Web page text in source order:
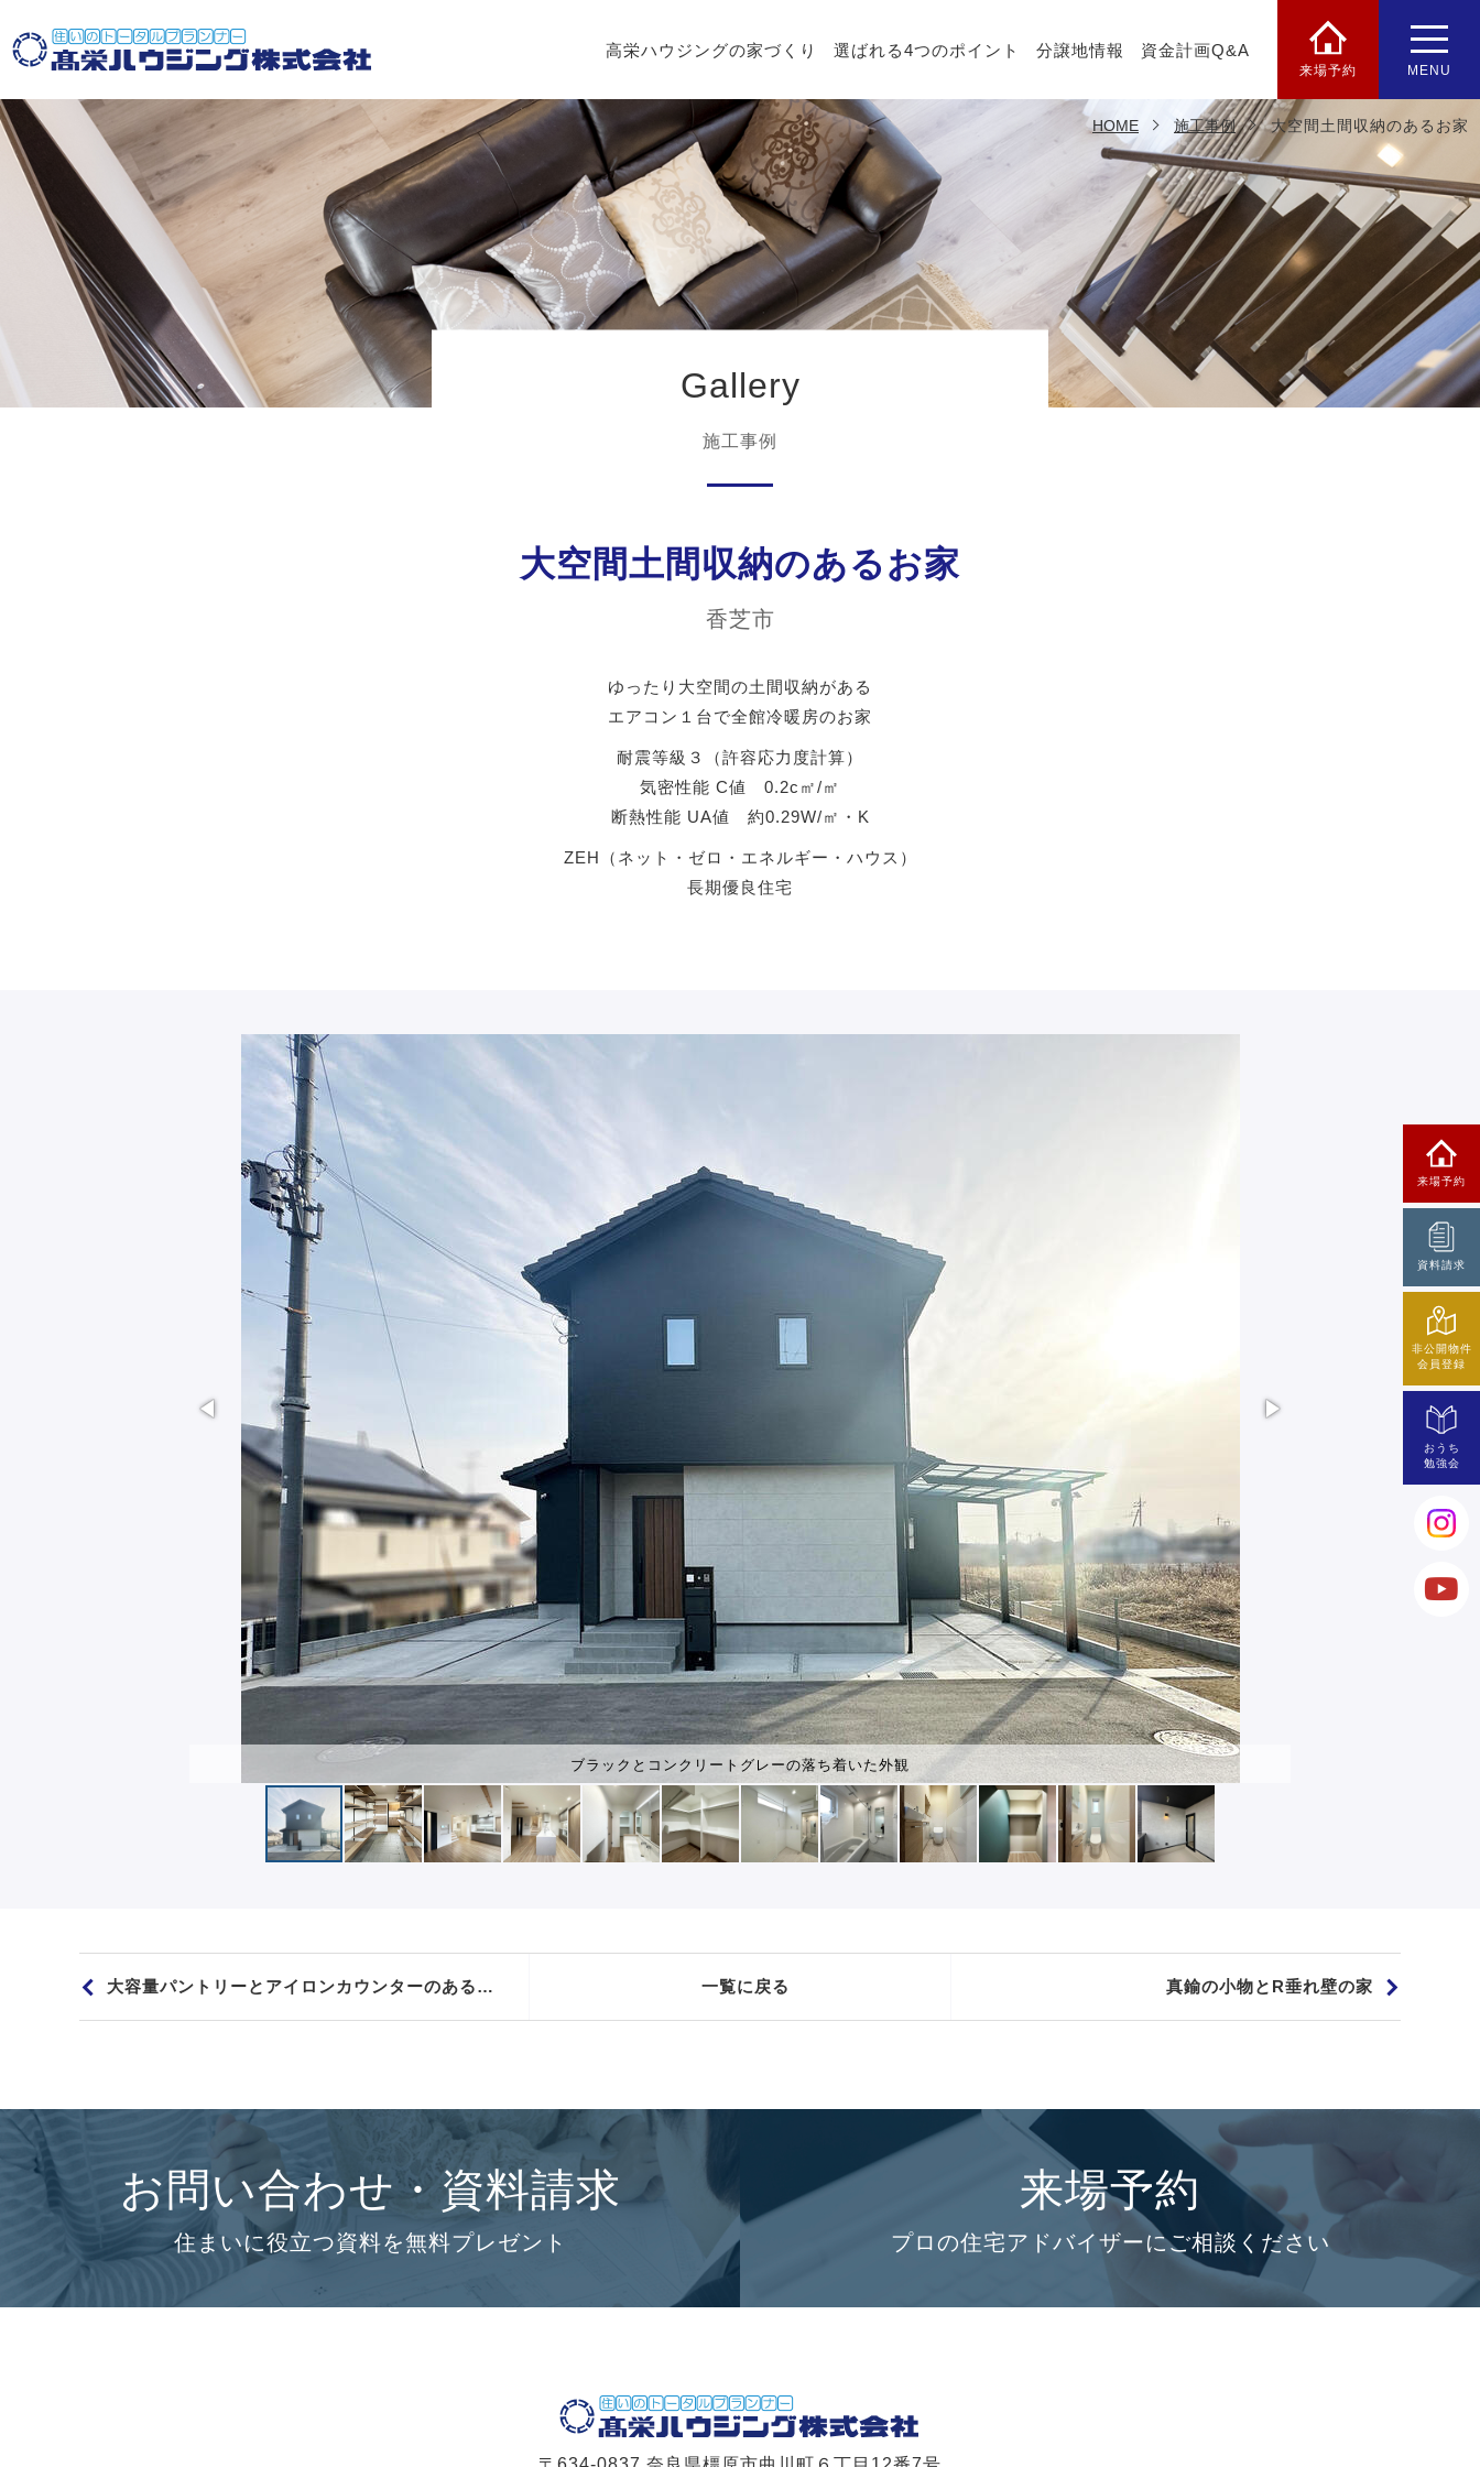
高栄ハウジングの家づくり 選ばれる4つのポイント 分譲地情報 資金計画Q&A
来場予約 MENU
来場予約
資料請求
非公開物件
会員登録
おうち
勉強会
Gallery
施工事例
HOME 施工事例 大空間土間収納のあるお家
大空間土間収納のあるお家
香芝市
ゆったり大空間の土間収納がある
エアコン１台で全館冷暖房のお家
耐震等級３（許容応力度計算）
気密性能 C値 0.2c㎡/㎡
断熱性能 UA値 約0.29W/㎡・K
ZEH（ネット・ゼロ・エネルギー・ハウス）
長期優良住宅
ブラックとコンクリートグレーの落ち着いた外観
大容量パントリーとアイロンカウンターのある家事ラクのお家 真鍮の小物とR垂れ壁の家
一覧に戻る
お問い合わせ・資料請求
住まいに役立つ資料を無料プレゼント
来場予約
プロの住宅アドバイザーにご相談ください